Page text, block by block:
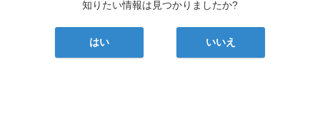
知りたい情報は見つかりましたか?
はい いいえ